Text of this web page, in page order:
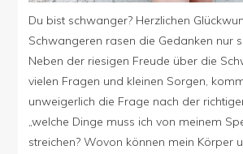
Du bist schwanger? Herzlichen
Schwangeren rasen die Gedanken nur
Neben der riesigen Freude über die
vielen Fragen und kleinen Sorgen,
unweigerlich die Frage nach der
„welche Dinge muss ich von meinem
streichen? Wovon können mein Körper